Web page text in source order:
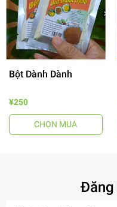
Bột Dành Dành
¥250
CHỌN MUA
Đăng